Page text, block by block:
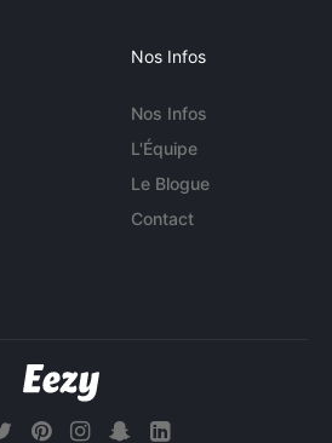
Nos Infos
Nos Infos
L'Équipe
Le Blogue
Contact